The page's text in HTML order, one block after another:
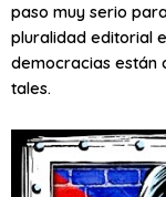
paso muy serio
pluralidad editorial
democracias están
tales.